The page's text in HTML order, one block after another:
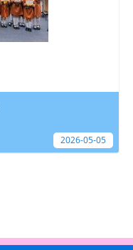
2026-05-05